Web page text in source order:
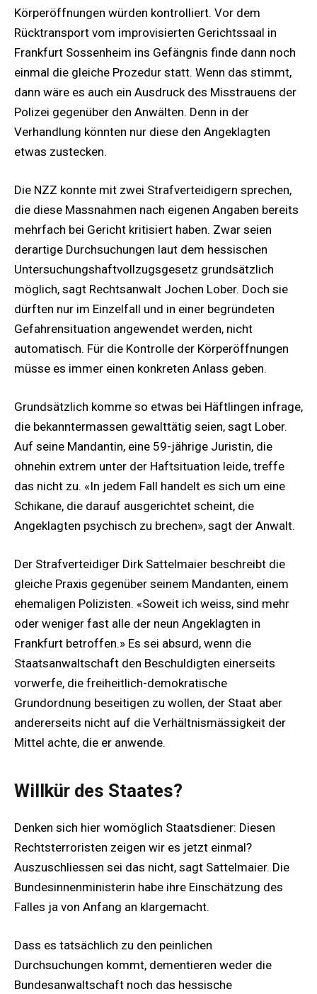
Körperöffnungen würden kontrolliert. Vor dem
Rücktransport vom improvisierten Gerichtssaal in
Frankfurt Sossenheim ins Gefängnis finde dann noch
einmal die gleiche Prozedur statt. Wenn das stimmt,
dann wäre es auch ein Ausdruck des Misstrauens der
Polizei gegenüber den Anwälten. Denn in der
Verhandlung könnten nur diese den Angeklagten
etwas zustecken.
Die NZZ konnte mit zwei Strafverteidigern sprechen,
die diese Massnahmen nach eigenen Angaben bereits
mehrfach bei Gericht kritisiert haben. Zwar seien
derartige Durchsuchungen laut dem hessischen
Untersuchungshaftvollzugsgesetz grundsätzlich
möglich, sagt Rechtsanwalt Jochen Lober. Doch sie
dürften nur im Einzelfall und in einer begründeten
Gefahrensituation angewendet werden, nicht
automatisch. Für die Kontrolle der Körperöffnungen
müsse es immer einen konkreten Anlass geben.
Grundsätzlich komme so etwas bei Häftlingen infrage,
die bekanntermassen gewalttätig seien, sagt Lober.
Auf seine Mandantin, eine 59-jährige Juristin, die
ohnehin extrem unter der Haftsituation leide, treffe
das nicht zu. «In jedem Fall handelt es sich um eine
Schikane, die darauf ausgerichtet scheint, die
Angeklagten psychisch zu brechen», sagt der Anwalt.
Der Strafverteidiger Dirk Sattelmaier beschreibt die
gleiche Praxis gegenüber seinem Mandanten, einem
ehemaligen Polizisten. «Soweit ich weiss, sind mehr
oder weniger fast alle der neun Angeklagten in
Frankfurt betroffen.» Es sei absurd, wenn die
Staatsanwaltschaft den Beschuldigten einerseits
vorwerfe, die freiheitlich-demokratische
Grundordnung beseitigen zu wollen, der Staat aber
andererseits nicht auf die Verhältnismässigkeit der
Mittel achte, die er anwende.
Willkür des Staates?
Denken sich hier womöglich Staatsdiener: Diesen
Rechtsterroristen zeigen wir es jetzt einmal?
Auszuschliessen sei das nicht, sagt Sattelmaier. Die
Bundesinnenministerin habe ihre Einschätzung des
Falles ja von Anfang an klargemacht.
Dass es tatsächlich zu den peinlichen
Durchsuchungen kommt, dementieren weder die
Bundesanwaltschaft noch das hessische